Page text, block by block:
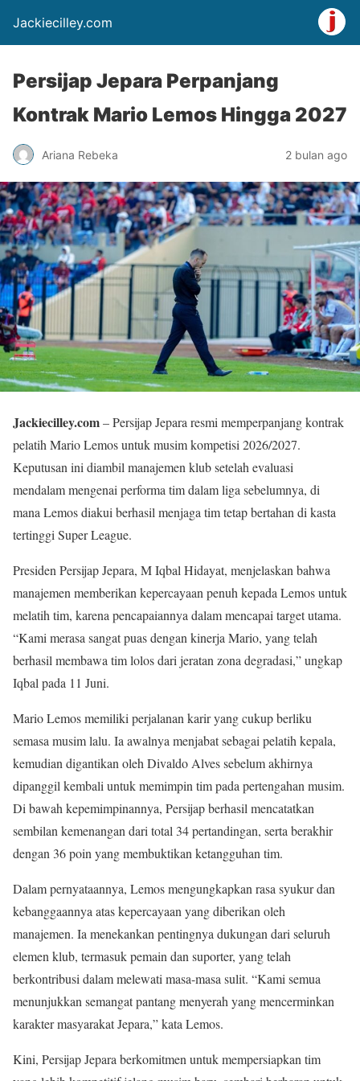
Jackiecilley.com
Persijap Jepara Perpanjang
Kontrak Mario Lemos Hingga 2027
Ariana Rebeka 2 bulan ago
Jackiecilley.com– Persijap Jepara resmi memperpanjang kontrak
pelatih Mario Lemos untuk musim kompetisi 2026/2027.
Keputusan ini diambil manajemen klub setelah evaluasi
mendalam mengenai performa tim dalam liga sebelumnya, di
mana Lemos diakui berhasil menjaga tim tetap bertahan di kasta
tertinggi Super League.
Presiden Persijap Jepara, M Iqbal Hidayat, menjelaskan bahwa
manajemen memberikan kepercayaan penuh kepada Lemos untuk
melatih tim, karena pencapaiannya dalam mencapai target utama.
“Kami merasa sangat puas dengan kinerja Mario, yang telah
berhasil membawa tim lolos dari jeratan zona degradasi,” ungkap
Iqbal pada 11 Juni.
Mario Lemos memiliki perjalanan karir yang cukup berliku
semasa musim lalu. Ia awalnya menjabat sebagai pelatih kepala,
kemudian digantikan oleh Divaldo Alves sebelum akhirnya
dipanggil kembali untuk memimpin tim pada pertengahan musim.
Di bawah kepemimpinannya, Persijap berhasil mencatatkan
sembilan kemenangan dari total 34 pertandingan, serta berakhir
dengan 36 poin yang membuktikan ketangguhan tim.
Dalam pernyataannya, Lemos mengungkapkan rasa syukur dan
kebanggaannya atas kepercayaan yang diberikan oleh
manajemen. Ia menekankan pentingnya dukungan dari seluruh
elemen klub, termasuk pemain dan suporter, yang telah
berkontribusi dalam melewati masa-masa sulit. “Kami semua
menunjukkan semangat pantang menyerah yang mencerminkan
karakter masyarakat Jepara,” kata Lemos.
Kini, Persijap Jepara berkomitmen untuk mempersiapkan tim